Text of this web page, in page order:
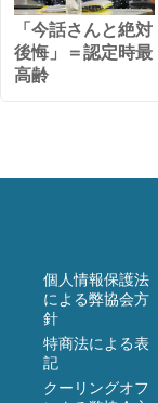
「今話さんと絶対
後悔」＝認定時最
高齢
個人情報保護法
による弊協会方
針
特商法による表
記
クーリングオフ